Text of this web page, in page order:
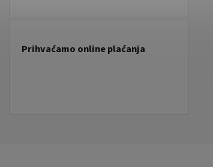
Prihvaćamo online plaćanja